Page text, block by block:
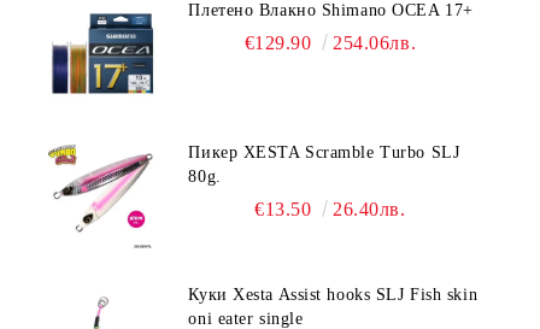
Плетено Влакно Shimano OCEA 17+
€129.90 254.06лв.
Пикер XESTA Scramble Turbo SLJ
80g.
€13.50 26.40лв.
Куки Xesta Assist hooks SLJ Fish skin
oni eater single